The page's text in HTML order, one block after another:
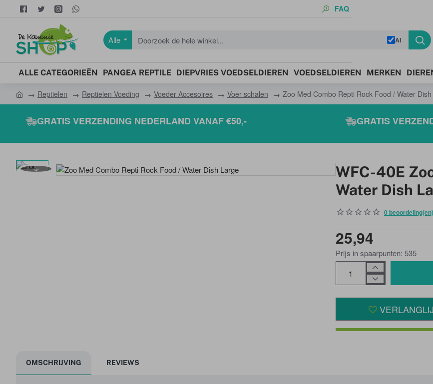
FAQ
Alle
Doorzoek
hele
AI
ALLE CATEGORIEËN PANGEA REPTILE DIEPVRIES VOEDSELDIEREN VOEDSELDIEREN MERKEN
h
Reptielen Reptielen Voeding Voeder Accesoires Voer schalen Zoo Med Combo Repti Rock Food / Water
GRATIS VERZENDING NEDERLAND VANAF €50,- GRATIS
WFC-40E
Water Dish
0 beoordeling(en)
25,94
Prijs in spaarpunten: 535
OMSCHRIJVING REVIEWS